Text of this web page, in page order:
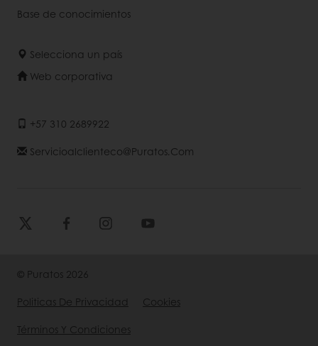
Base de conocimientos
Selecciona un país
Web corporativa
+57 310 2689922
Servicioalclienteco@puratos.com
© Puratos 2026
Politicas De Privacidad
Cookies
Términos Y Condiciones